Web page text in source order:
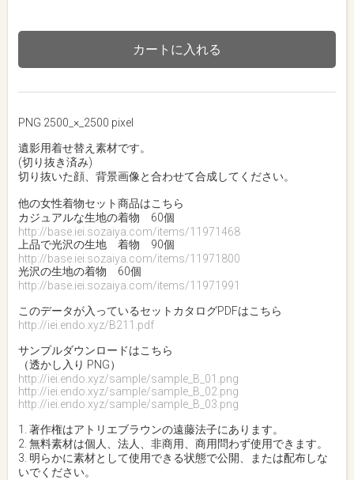
カートに入れる
PNG 2500_×_2500 pixel
遺影用着せ替え素材です。
(切り抜き済み)
切り抜いた顔、背景画像と合わせて合成してください。
他の女性着物セット商品はこちら
カジュアルな生地の着物 60個
http://base.iei.sozaiya.com/items/11971468
上品で光沢の生地 着物 90個
http://base.iei.sozaiya.com/items/11971800
光沢の生地の着物 60個
http://base.iei.sozaiya.com/items/11971991
このデータが入っているセットカタログPDFはこちら
http://iei.endo.xyz/B211.pdf
サンプルダウンロードはこちら
（透かし入り PNG）
http://iei.endo.xyz/sample/sample_B_01.png
http://iei.endo.xyz/sample/sample_B_02.png
http://iei.endo.xyz/sample/sample_B_03.png
1. 著作権はアトリエブラウンの遠藤法子にあります。
2. 無料素材は個人、法人、非商用、商用問わず使用できます。
3. 明らかに素材として使用できる状態で公開、または配布しな
いでください。